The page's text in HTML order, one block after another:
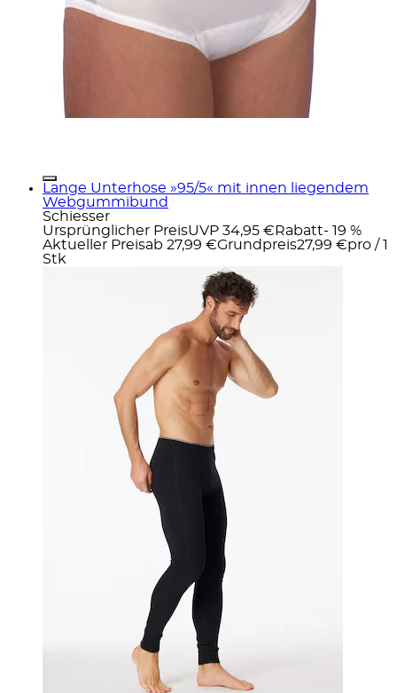
Lange Unterhose »95/5« mit innen liegendem
Webgummibund
Schiesser
Ursprünglicher PreisUVP 34,95 € Rabatt- 19 %
Aktueller Preisab 27,99 €Grundpreis27,99 €pro / 1
Stk